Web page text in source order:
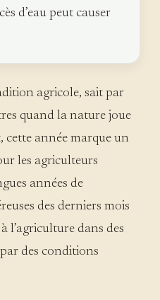
d’eau peut causer
agricole, sait par
quand la nature joue
cette année marque un
les agriculteurs
années de
des derniers mois
l’agriculture dans des
des conditions